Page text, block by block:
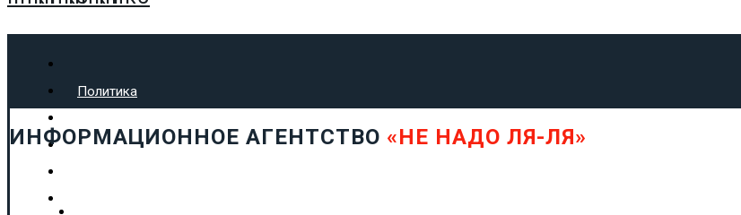
Политика
Общество
ИНФОРМАЦИОННОЕ АГЕНТСТВО «НЕ НАДО ЛЯ-ЛЯ»